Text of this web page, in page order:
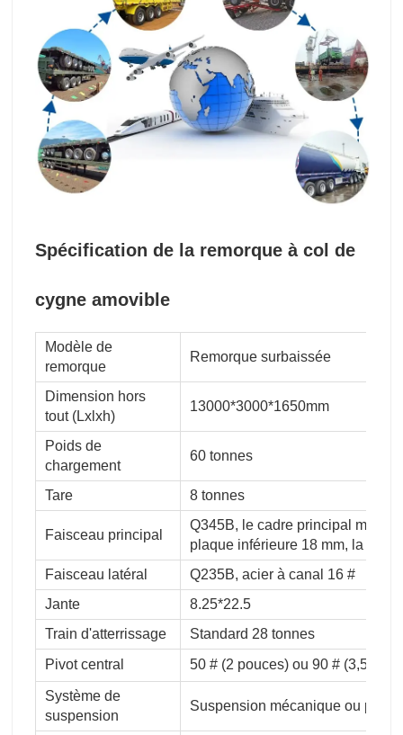
Spécification de la remorque à col de
cygne amovible
Modèle de
remorque
Remorque surbaissée
Dimension hors
tout (Lxlxh)
13000*3000*1650mm
Poids de
chargement
60 tonnes
Tare 8 tonnes
Faisceau principal
Q345B, le cadre principal
plaque inférieure 18 mm, la
Faisceau latéral
Q235B, acier à canal 16 #
Jante
8.25*22.5
Train d'atterrissage
Standard 28 tonnes
Pivot central
50 # (2 pouces) ou 90 # (3,5
Système de
suspension
Suspension mécanique ou